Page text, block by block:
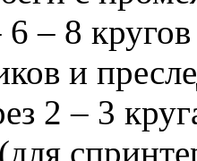
6 – 8
и
2 – 3